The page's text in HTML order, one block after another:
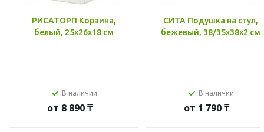
РИСАТОРП Корзина,
белый, 25x26x18 см
В наличии
от 8 890 ₸
СИТА Подушка на стул,
бежевый, 38/35x38x2 см
В наличии
от 1 790 ₸